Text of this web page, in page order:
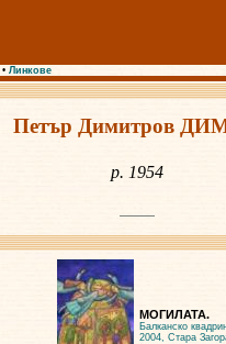
• Линкове
Петър Димитров
р. 1954
МОГИЛАТА.
Балканско
2004, Стара